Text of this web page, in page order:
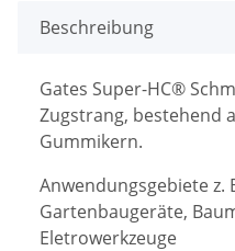
Beschreibung
Gates Super-HC®
Zugstrang, bestehend
Gummikern.
Anwendungsgebiete z.
Gartenbaugeräte,
Eletrowerkzeuge